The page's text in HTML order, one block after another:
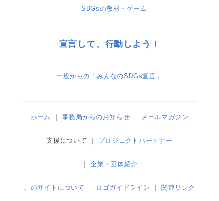
SDGsの教材・ゲーム
宣言して、行動しよう！
一般からの「みんなのSDGs宣言」
ホーム 事務局からのお知らせ メールマガジン
支援について プロジェクトパートナー
企業・団体紹介
このサイトについて ロゴガイドライン 関連リンク